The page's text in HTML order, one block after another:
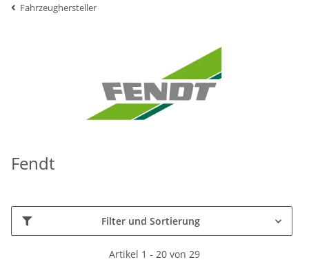
Fahrzeughersteller
Fendt
Filter und Sortierung
Artikel 1 - 20 von 29